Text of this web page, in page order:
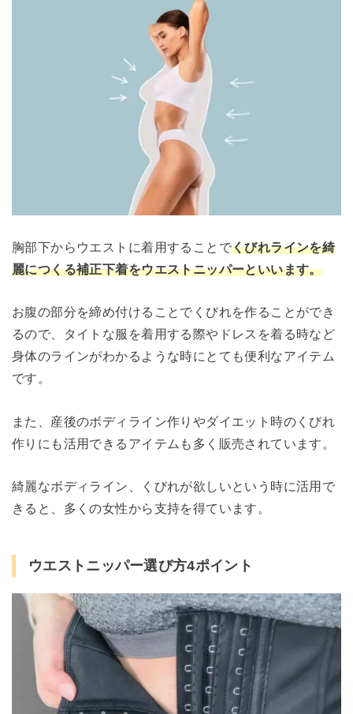
胸部下からウエストに着用することでくびれラインを綺
麗につくる補正下着をウエストニッパーといいます。
お腹の部分を締め付けることでくびれを作ることができ
るので、タイトな服を着用する際やドレスを着る時など
身体のラインがわかるような時にとても便利なアイテム
です。
また、産後のボディライン作りやダイエット時のくびれ
作りにも活用できるアイテムも多く販売されています。
綺麗なボディライン、くびれが欲しいという時に活用で
きると、多くの女性から支持を得ています。
ウエストニッパー選び方4ポイント